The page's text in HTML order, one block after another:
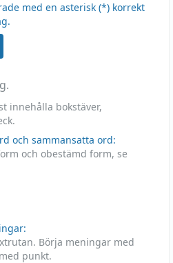
med en asterisk (*) korrekt
innehålla bokstäver,
och sammansatta ord:
och obestämd form, se
Börja meningar med
punkt.